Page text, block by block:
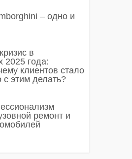
– одно и
в
2025 года:
клиентов стало
этим делать?
ремонт и